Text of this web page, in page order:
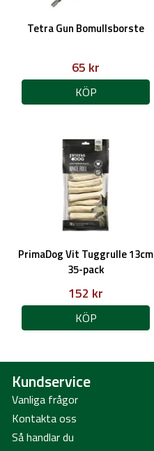
Tetra Gun Bomullsborste
65 kr
KÖP
PrimaDog Vit Tuggrulle 13cm
35-pack
152 kr
KÖP
Kundservice
Vanliga frågor
Kontakta oss
Så handlar du